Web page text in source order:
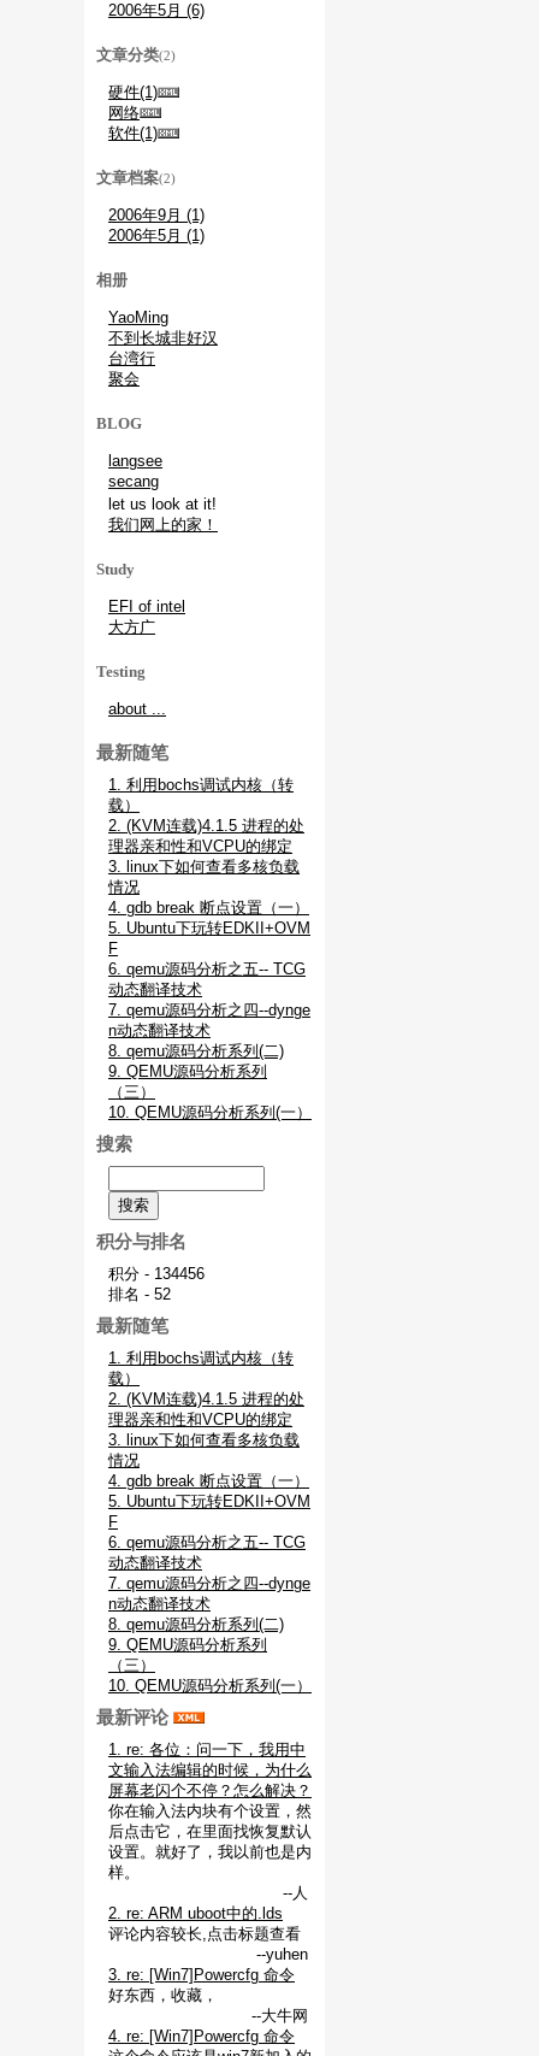
2006年5月 (6)
文章分类(2)
硬件(1)
网络
软件(1)
文章档案(2)
2006年9月 (1)
2006年5月 (1)
相册
YaoMing
不到长城非好汉
台湾行
聚会
BLOG
langsee
secang
let us look at it!
我们网上的家！
Study
EFI of intel
大方广
Testing
about ...
最新随笔
1. 利用bochs调试内核（转
载）
2. (KVM连载)4.1.5 进程的处
理器亲和性和VCPU的绑定
3. linux下如何查看多核负载
情况
4. gdb break 断点设置（一）
5. Ubuntu下玩转EDKII+OVM
F
6. qemu源码分析之五-- TCG
动态翻译技术
7. qemu源码分析之四--dynge
n动态翻译技术
8. qemu源码分析系列(二)
9. QEMU源码分析系列
（三）
10. QEMU源码分析系列(一）
搜索
积分与排名
积分 - 134456
排名 - 52
最新随笔
1. 利用bochs调试内核（转
载）
2. (KVM连载)4.1.5 进程的处
理器亲和性和VCPU的绑定
3. linux下如何查看多核负载
情况
4. gdb break 断点设置（一）
5. Ubuntu下玩转EDKII+OVM
F
6. qemu源码分析之五-- TCG
动态翻译技术
7. qemu源码分析之四--dynge
n动态翻译技术
8. qemu源码分析系列(二)
9. QEMU源码分析系列
（三）
10. QEMU源码分析系列(一）
最新评论
1. re: 各位：问一下，我用中
文输入法编辑的时候，为什么
屏幕老闪个不停？怎么解决？
你在输入法内块有个设置，然
后点击它，在里面找恢复默认
设置。就好了，我以前也是内
样。
--人
2. re: ARM uboot中的.lds
评论内容较长,点击标题查看
--yuhen
3. re: [Win7]Powercfg 命令
好东西，收藏，
--大牛网
4. re: [Win7]Powercfg 命令